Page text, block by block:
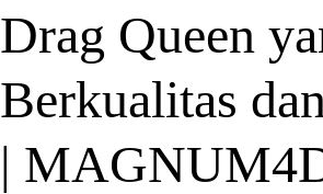
Drag Queen
Berkualitas
|